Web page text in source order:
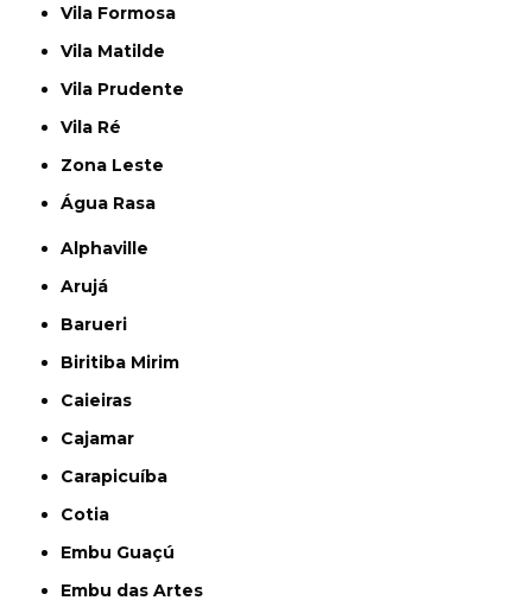
Vila Formosa
Vila Matilde
Vila Prudente
Vila Ré
Zona Leste
Água Rasa
Alphaville
Arujá
Barueri
Biritiba Mirim
Caieiras
Cajamar
Carapicuíba
Cotia
Embu Guaçú
Embu das Artes